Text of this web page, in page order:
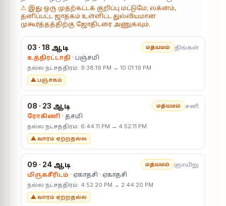
⚠ இது ஒரு முதற்கட்டக் குறிப்பு மட்டுமே; லக்னம்,
தனிப்பட்ட ஜாதகம் உள்ளிட்ட துல்லியமான
முகூர்த்தத்திற்கு ஜோதிடரை அணுகவும்.
03 · 18 ஆடி மத்யமம் திங்கள்
உத்திரட்டாதி · பஞ்சமி
நல்ல நட்சத்திரம்: 9:38:19 PM → 10:01:19 PM
⚠ பஞ்சகம்
08 · 23 ஆடி மத்யமம் சனி
ரோகிணி · தசமி
நல்ல நட்சத்திரம்: 6:44:11 PM → 4:52:11 PM
⚠ வாரம் ஏற்றதல்ல
09 · 24 ஆடி மத்யமம் ஞாயிறு
மிருகசீரிடம் · ஏகாதசி · ஏகாதசி
நல்ல நட்சத்திரம்: 4:52:20 PM → 2:44:20 PM
⚠ வாரம் ஏற்றதல்ல